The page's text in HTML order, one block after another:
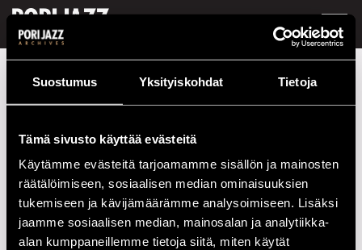
Suostumus Yksityiskohdat Tietoja
Tämä sivusto käyttää evästeitä
Käytämme evästeitä tarjoamamme sisällön ja mainosten
räätälöimiseen, sosiaalisen median ominaisuuksien
tukemiseen ja kävijämäärämme analysoimiseen. Lisäksi
jaamme sosiaalisen median, mainosalan ja analytiikka-
alan kumppaneillemme tietoja siitä, miten käytät
Festivaalivuodet Vladimir Shafranov
NIMI INSTRUMENTTI
Shafranov, Vladimir